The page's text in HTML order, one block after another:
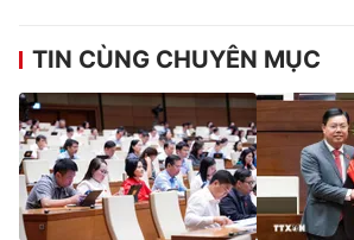
TIN CÙNG CHUYÊN MỤC